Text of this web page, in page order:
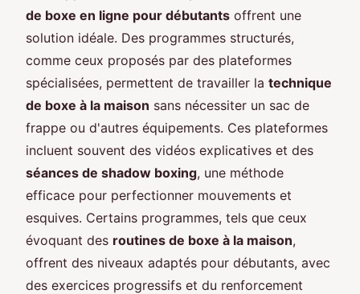
de boxe en ligne pour débutants offrent une
solution idéale. Des programmes structurés,
comme ceux proposés par des plateformes
spécialisées, permettent de travailler la technique
de boxe à la maison sans nécessiter un sac de
frappe ou d'autres équipements. Ces plateformes
incluent souvent des vidéos explicatives et des
séances de shadow boxing, une méthode
efficace pour perfectionner mouvements et
esquives. Certains programmes, tels que ceux
évoquant des routines de boxe à la maison,
offrent des niveaux adaptés pour débutants, avec
des exercices progressifs et du renforcement